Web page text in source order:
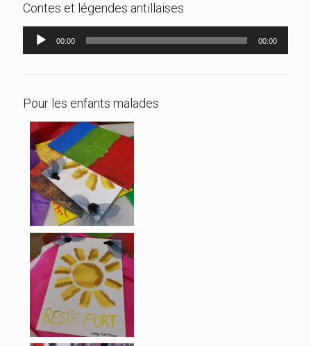
Contes et légendes antillaises
Lecteur
audio
00:00 00:00
Pour les enfants malades